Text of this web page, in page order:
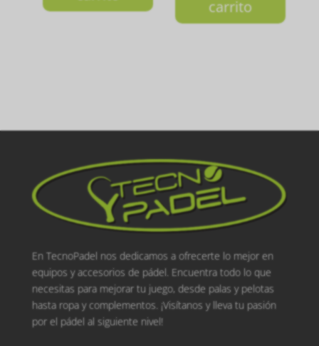
carrito
En TecnoPadel nos dedicamos a ofrecerte lo mejor en
equipos y accesorios de pádel. Encuentra todo lo que
necesitas para mejorar tu juego, desde palas y pelotas
hasta ropa y complementos. ¡Visítanos y lleva tu pasión
por el pádel al siguiente nivel!